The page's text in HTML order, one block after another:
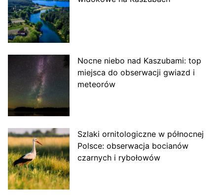
Nocne niebo nad Kaszubami: top
miejsca do obserwacji gwiazd i
meteorów
Szlaki ornitologiczne w północnej
Polsce: obserwacja bocianów
czarnych i rybołowów